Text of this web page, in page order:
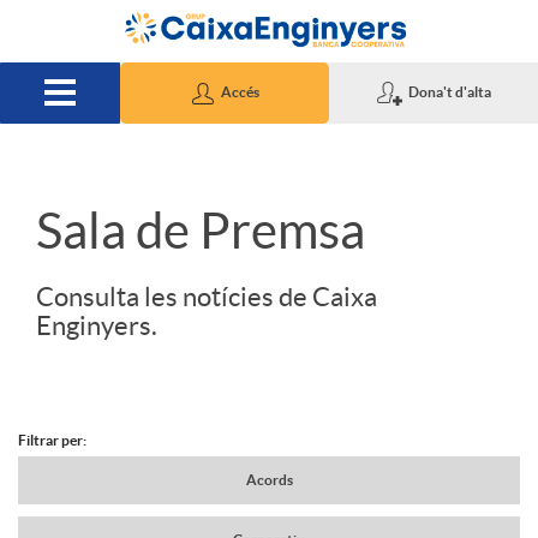
Salta al contingut principal
Accés Dona't d'alta
S
d
Sala de Premsa
Consulta les notícies de Caixa
Enginyers.
N
Filtrar per:
Acords